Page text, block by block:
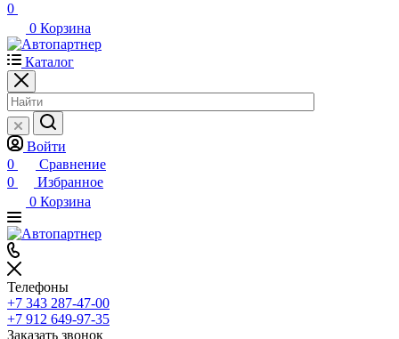
0
0 Корзина
Каталог
Войти
0
Сравнение
0
Избранное
0 Корзина
Телефоны
+7 343 287-47-00
+7 912 649-97-35
Заказать звонок